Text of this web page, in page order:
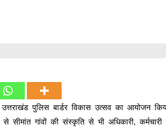
पुलिस बार्डर विकास उत्सव का आयोजन
से सीमांत गांवों की संस्कृति से भी अधिकारी,